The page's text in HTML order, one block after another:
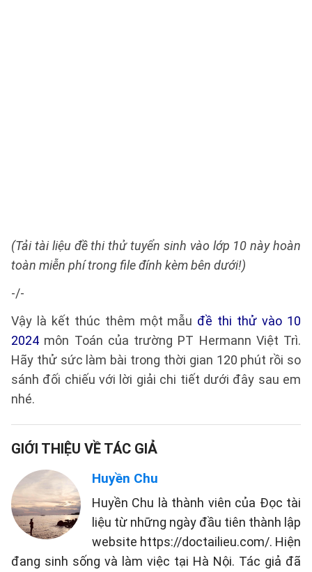
(Tải tài liệu đề thi thử tuyển sinh vào lớp 10 này hoàn
toàn miễn phí trong file đính kèm bên dưới!)
-/-
Vậy là kết thúc thêm một mẫu đề thi thử vào 10
2024 môn Toán của trường PT Hermann Việt Trì.
Hãy thử sức làm bài trong thời gian 120 phút rồi so
sánh đối chiếu với lời giải chi tiết dưới đây sau em
nhé.
GIỚI THIỆU VỀ TÁC GIẢ
Huyền Chu
Huyền Chu là thành viên của Đọc tài
liệu từ những ngày đầu tiên thành lập
website https://doctailieu.com/. Hiện
đang sinh sống và làm việc tại Hà Nội. Tác giả đã